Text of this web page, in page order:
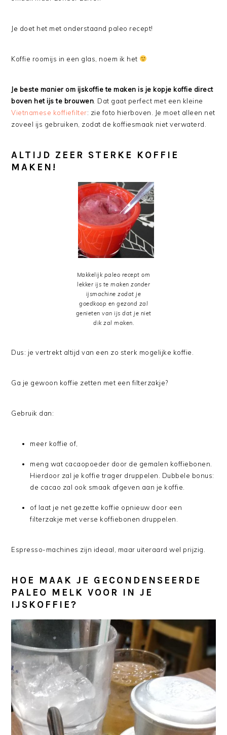
Je doet het met onderstaand paleo recept!
Koffie roomijs in een glas, noem ik het
Je beste manier om ijskoffie te maken is je kopje koffie direct
boven het ijs te brouwen . Dat gaat perfect met een kleine
Vietnamese koffiefilter: zie foto hierboven. Je moet alleen net
zoveel ijs gebruiken, zodat de koffiesmaak niet verwaterd.
ALTIJD ZEER STERKE KOFFIE
MAKEN!
Makkelijk paleo recept om
lekker ijs te maken zonder
ijsmachine zodat je
goedkoop en gezond zal
genieten van ijs dat je niet
dik zal maken.
Dus: je vertrekt altijd van een zo sterk mogelijke koffie.
Ga je gewoon koffie zetten met een filterzakje?
Gebruik dan:
meer koffie of,
meng wat cacaopoeder door de gemalen koffiebonen.
Hierdoor zal je koffie trager druppelen. Dubbele bonus:
de cacao zal ook smaak afgeven aan je koffie.
of laat je net gezette koffie opnieuw door een
filterzakje met verse koffiebonen druppelen.
Espresso-machines zijn ideaal, maar uiteraard wel prijzig.
HOE MAAK JE GECONDENSEERDE
PALEO MELK VOOR IN JE
IJSKOFFIE?